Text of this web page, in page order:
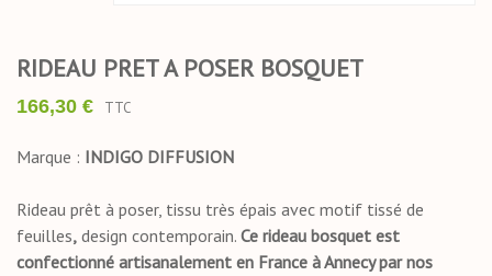
RIDEAU PRET A POSER BOSQUET
166,30 € TTC
Marque : INDIGO DIFFUSION
Rideau prêt à poser, tissu très épais avec motif tissé de
feuilles, design contemporain. Ce rideau bosquet est
confectionné artisanalement en France à Annecy par nos